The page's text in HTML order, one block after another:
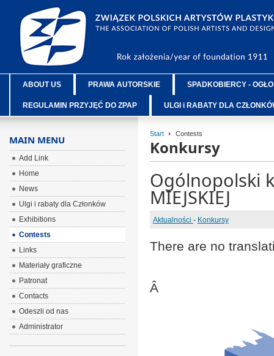
ABOUT US PRAWA AUTORSKIE SPADKOBIERCY -
REGULAMIN PRZYJĘĆ DO ZPAP ULGI i RABATY DLA
Start Contests
Konkursy
Ogólnopolski
MIEJSKIEJ
Aktualności - Konkursy
There are no
Â
MAIN MENU
Add Link
Home
News
Ulgi i rabaty dla Członków
Exhibitions
Contests
Links
Materiały graficzne
Patronat
Contacts
Odeszli od nas
Administrator